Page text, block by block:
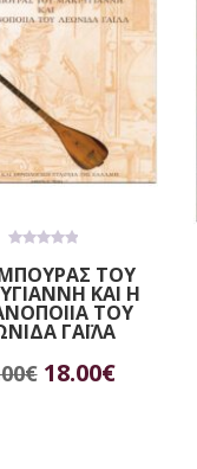
22.50€.
out
of
5
ΤΟΥ
ΚΑΙ Η
ΤΟΥ
ΓΑΪΛΑ
€ Original
18.00€Η
στο καλάθι